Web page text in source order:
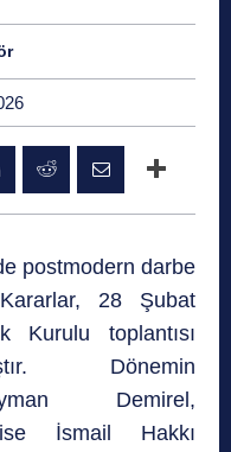
postmodern darbe
Kararlar, 28 Şubat
toplantısı
Dönemin
Demirel,
İsmail Hakkı